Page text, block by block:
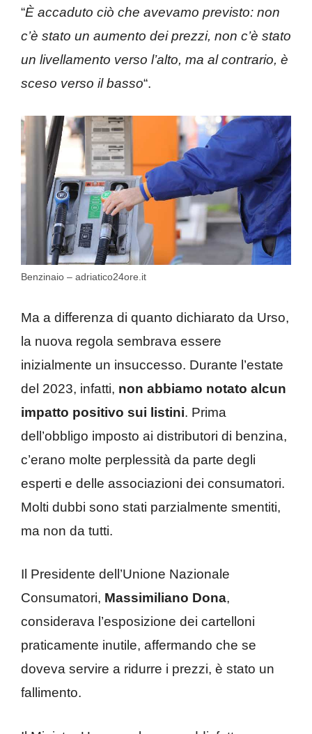
“È accaduto ciò che avevamo previsto: non
c’è stato un aumento dei prezzi, non c’è stato
un livellamento verso l’alto, ma al contrario, è
sceso verso il basso“.
Benzinaio – adriatico24ore.it
Ma a differenza di quanto dichiarato da Urso,
la nuova regola sembrava essere
inizialmente un insuccesso. Durante l’estate
del 2023, infatti, non abbiamo notato alcun
impatto positivo sui listini. Prima
dell’obbligo imposto ai distributori di benzina,
c’erano molte perplessità da parte degli
esperti e delle associazioni dei consumatori.
Molti dubbi sono stati parzialmente smentiti,
ma non da tutti.
Il Presidente dell’Unione Nazionale
Consumatori, Massimiliano Dona,
considerava l’esposizione dei cartelloni
praticamente inutile, affermando che se
doveva servire a ridurre i prezzi, è stato un
fallimento.